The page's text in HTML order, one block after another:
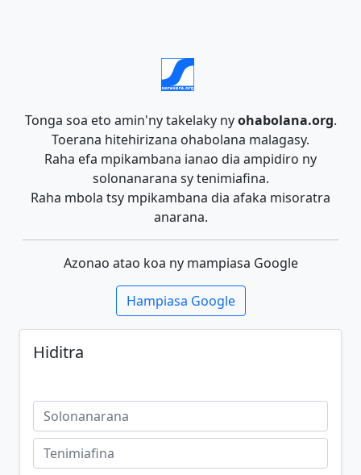
Tonga soa eto amin'ny takelaky nyohabolana.org.
Toerana hitehirizana ohabolana malagasy.
Raha efa mpikambana ianao dia ampidiro ny
solonanarana sy tenimiafina.
Raha mbola tsy mpikambana dia afaka misoratra
anarana.
Azonao atao koa ny mampiasa Google
Hampiasa Google
Hiditra